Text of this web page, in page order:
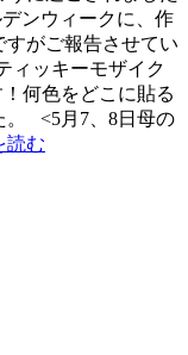
ンウィークに、作
がご報告させてい
ッキーモザイク
何色をどこに貼る
。 <5月7、8日母の
読む